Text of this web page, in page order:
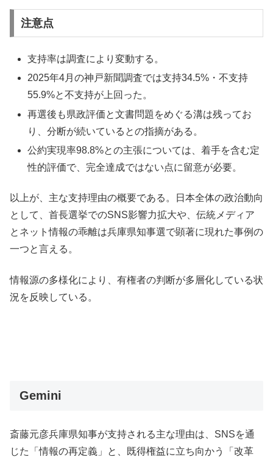
注意点
支持率は調査により変動する。
2025年4月の神戸新聞調査では支持34.5%・不支持
55.9%と不支持が上回った。
再選後も県政評価と文書問題をめぐる溝は残ってお
り、分断が続いているとの指摘がある。
公約実現率98.8%との主張については、着手を含む定
性的評価で、完全達成ではない点に留意が必要。
以上が、主な支持理由の概要である。日本全体の政治動向
として、首長選挙でのSNS影響力拡大や、伝統メディア
とネット情報の乖離は兵庫県知事選で顕著に現れた事例の
一つと言える。
情報源の多様化により、有権者の判断が多層化している状
況を反映している。
Gemini
斎藤元彦兵庫県知事が支持される主な理由は、SNSを通
じた「情報の再定義」と、既得権益に立ち向かう「改革